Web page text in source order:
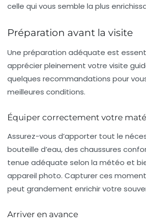
celle qui vous semble la plus
Préparation avant la visite
Une préparation adéquate est
apprécier pleinement votre visite
quelques recommandations pour
meilleures conditions.
Équiper correctement votre
Assurez-vous d’apporter tout le
bouteille d’eau, des chaussures
tenue adéquate selon la météo et
appareil photo. Capturer ces
peut grandement enrichir votre
Arriver en avance